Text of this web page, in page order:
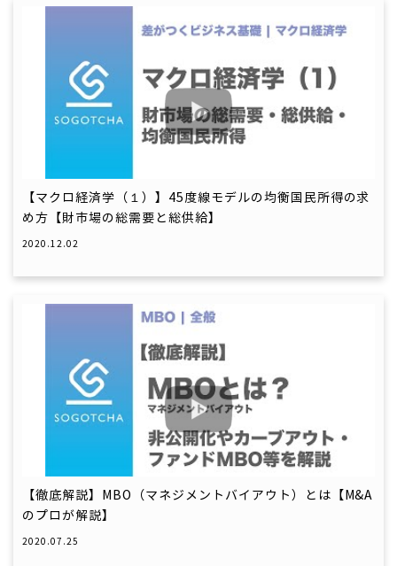
【マクロ経済学（１）】45度線モデルの均衡国民所得の求
め方【財市場の総需要と総供給】
2020.12.02
【徹底解説】MBO（マネジメントバイアウト）とは【M&A
のプロが解説】
2020.07.25